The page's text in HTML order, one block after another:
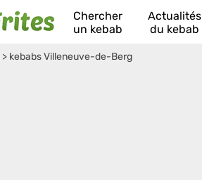
Chercher
un kebab
Actualités
du kebab
> kebabs Villeneuve-de-Berg